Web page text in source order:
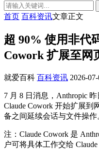
首页 百科资讯文章正文
超 90% 使用非代
Cowork 扩展至网
就爱百科 百科资讯 2026-
7 月 8 日消息，Anthropic
Claude Cowork 开始扩展
备之间延续会话与文件操作
注：Claude Cowork 是
户可将具体工作交给 Claude